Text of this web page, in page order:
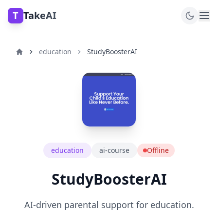
T TakeAI
education StudyBoosterAI
education ai-course Offline
StudyBoosterAI
AI-driven parental support for education.